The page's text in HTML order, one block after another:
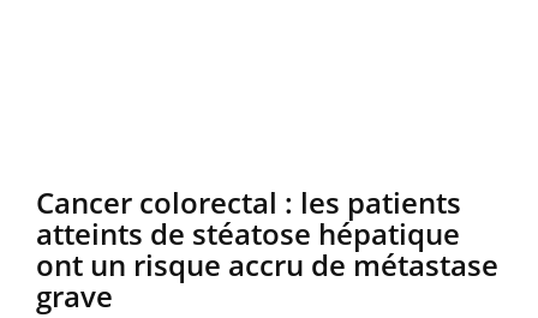
Cancer colorectal : les patients
atteints de stéatose hépatique
ont un risque accru de métastase
grave